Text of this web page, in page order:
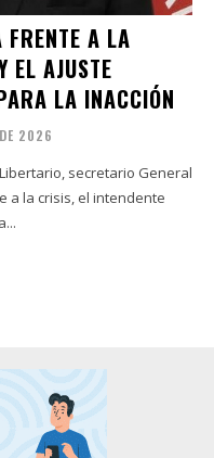
FRENTE A LA
EL AJUSTE
LA INACCIÓN
2026
secretario General